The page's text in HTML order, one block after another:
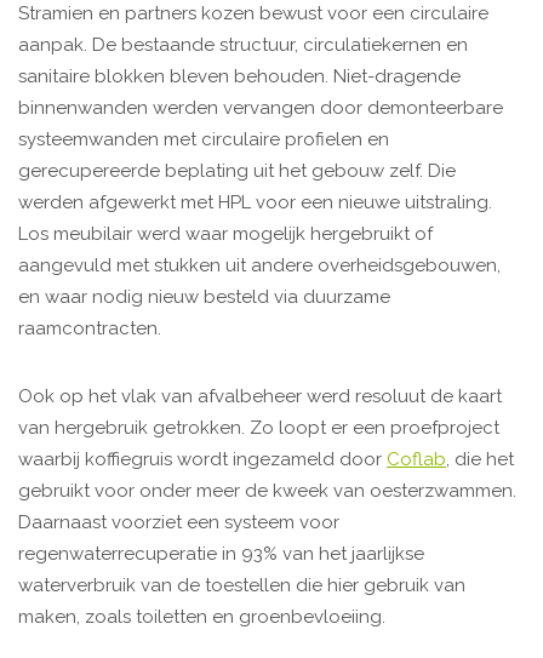
Stramien en partners kozen bewust voor een circulaire
aanpak. De bestaande structuur, circulatiekernen en
sanitaire blokken bleven behouden. Niet-dragende
binnenwanden werden vervangen door demonteerbare
systeemwanden met circulaire profielen en
gerecupereerde beplating uit het gebouw zelf. Die
werden afgewerkt met HPL voor een nieuwe uitstraling.
Los meubilair werd waar mogelijk hergebruikt of
aangevuld met stukken uit andere overheidsgebouwen,
en waar nodig nieuw besteld via duurzame
raamcontracten.
Ook op het vlak van afvalbeheer werd resoluut de kaart
van hergebruik getrokken. Zo loopt er een proefproject
waarbij koffiegruis wordt ingezameld door Coflab, die het
gebruikt voor onder meer de kweek van oesterzwammen.
Daarnaast voorziet een systeem voor
regenwaterrecuperatie in 93% van het jaarlijkse
waterverbruik van de toestellen die hier gebruik van
maken, zoals toiletten en groenbevloeiing.